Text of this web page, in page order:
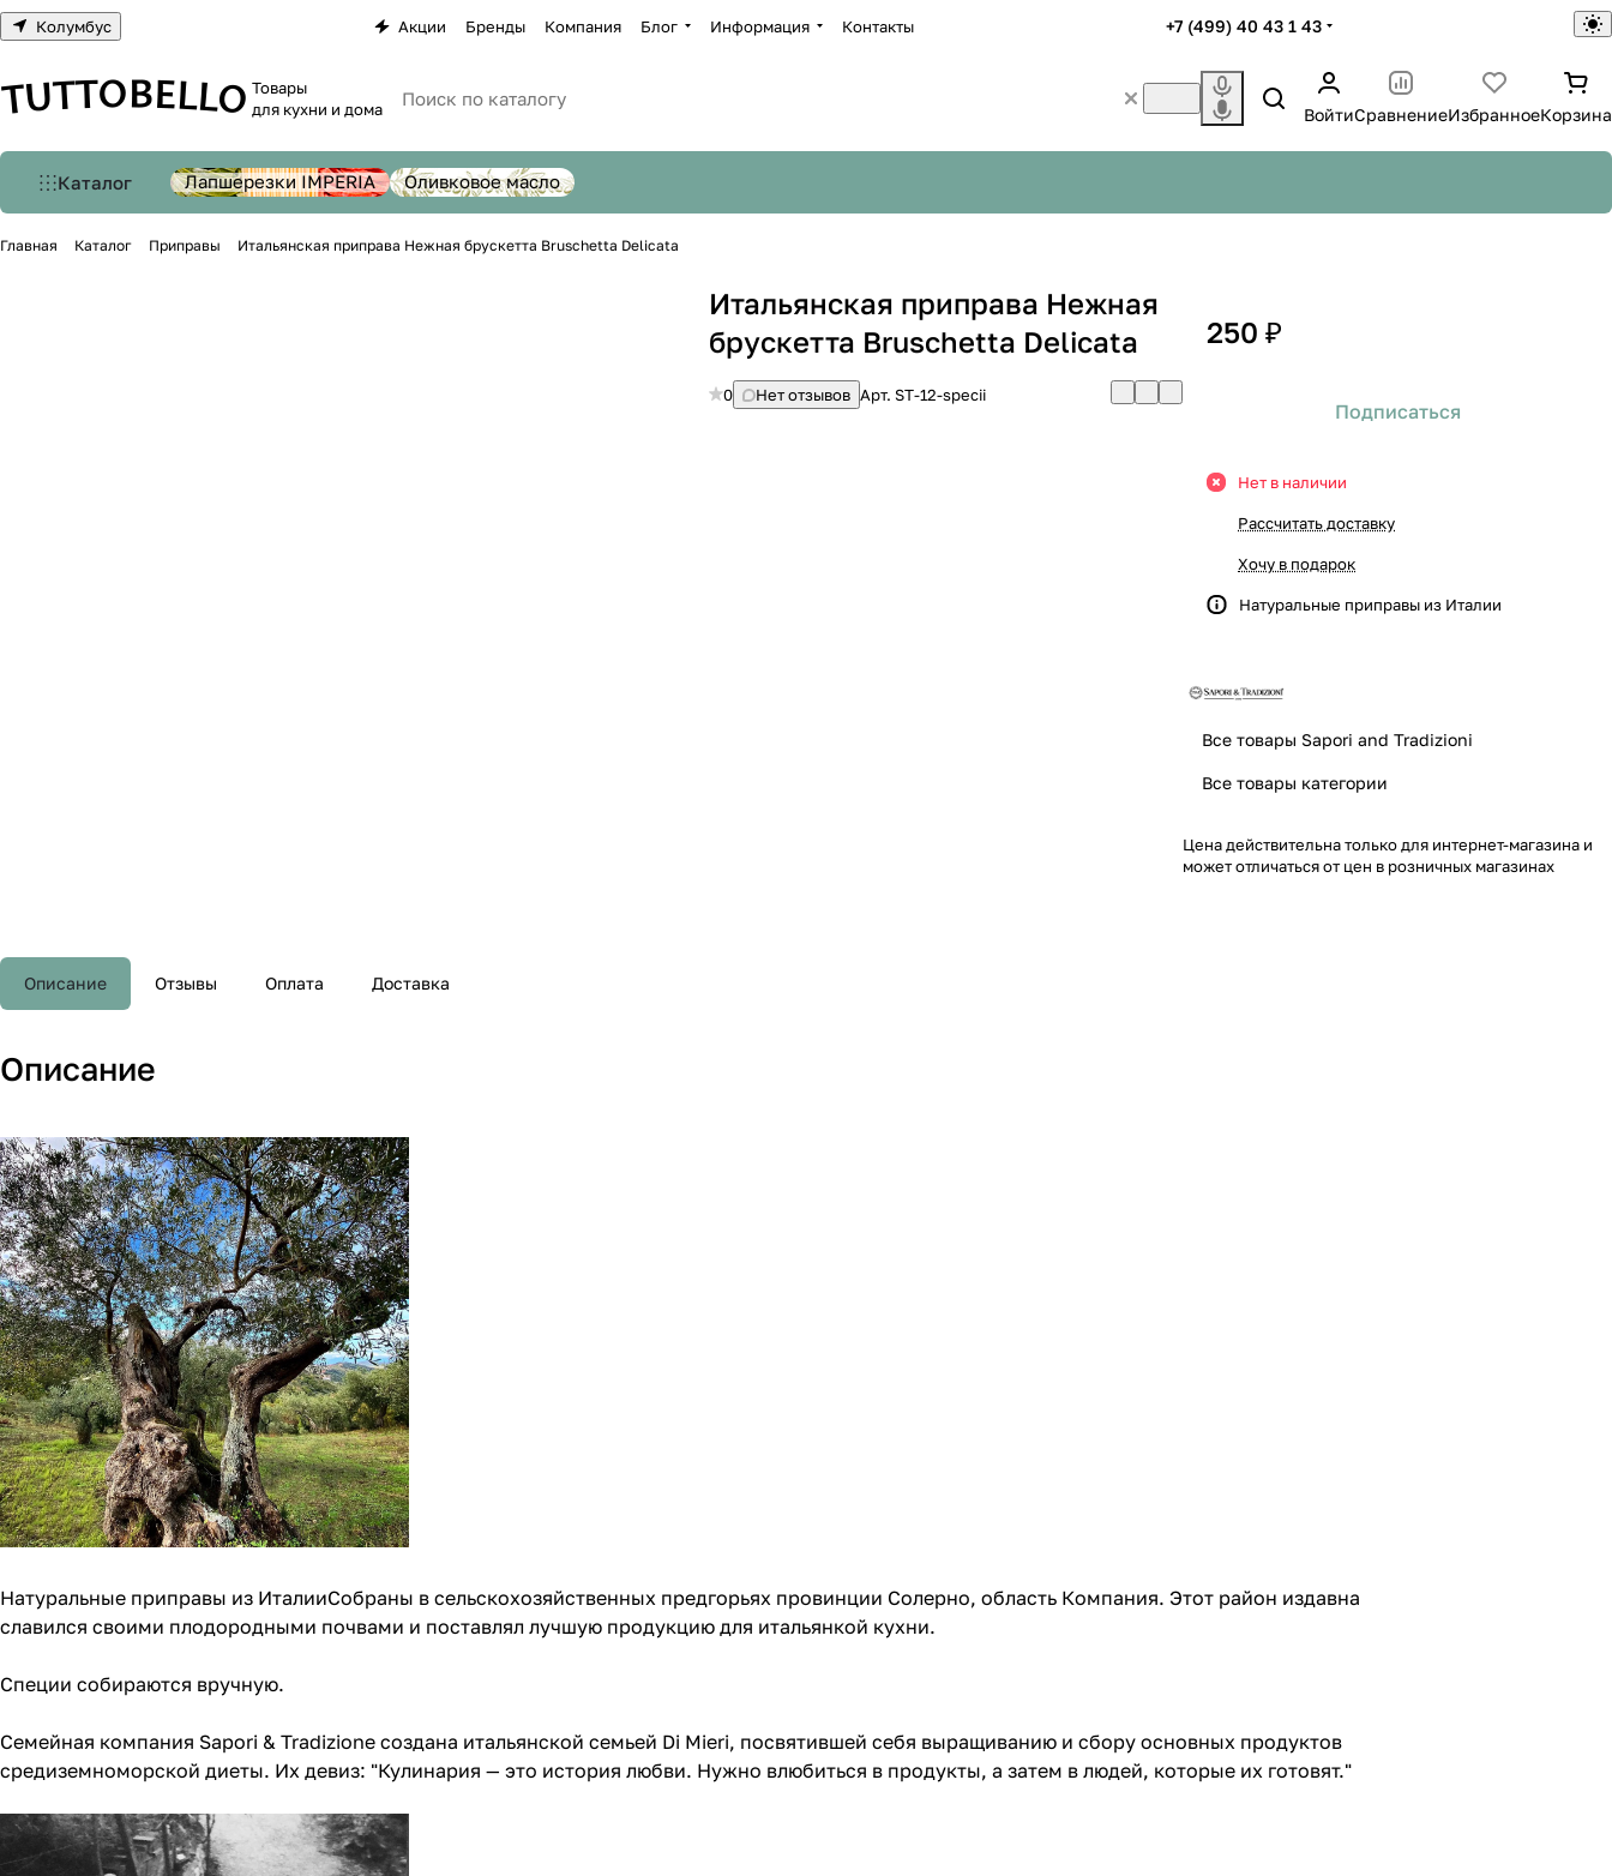
Колумбус Акции Бренды Компания Блог Информация Контакты +7 (499) 40 43 1 43
Товары
для кухни и дома
ВойтиСравнениеИзбранноеКорзина
Каталог Лапшерезки IMPERIA Оливковое масло
Главная Каталог Приправы Итальянская приправа Нежная брускетта Bruschetta Delicata
Итальянская приправа Нежная
брускетта Bruschetta Delicata
0 Нет отзывов Арт. ST-12-specii
250 ₽
Подписаться
Нет в наличии
Рассчитать доставку
Хочу в подарок
Натуральные приправы из Италии
Все товары Sapori and Tradizioni
Все товары категории
Цена действительна только для интернет-магазина и
может отличаться от цен в розничных магазинах
Описание Отзывы Оплата Доставка
Описание
Натуральные приправы из ИталииСобраны в сельскохозяйственных предгорьях провинции Солерно, область Компания. Этот район издавна
славился своими плодородными почвами и поставлял лучшую продукцию для итальянкой кухни.
Специи собираются вручную.
Семейная компания Sapori & Tradizione создана итальянской семьей Di Mieri, посвятившей себя выращиванию и сбору основных продуктов
средиземноморской диеты. Их девиз: "Кулинария — это история любви. Нужно влюбиться в продукты, а затем в людей, которые их готовят."